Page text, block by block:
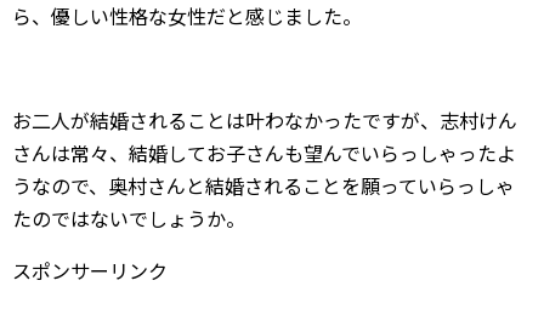
ら、優しい性格な女性だと感じました。
お二人が結婚されることは叶わなかったですが、志村けん
さんは常々、結婚してお子さんも望んでいらっしゃったよ
うなので、奥村さんと結婚されることを願っていらっしゃ
たのではないでしょうか。
スポンサーリンク